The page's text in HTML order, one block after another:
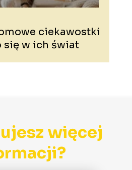
ciekawostki
się w ich świat
więcej